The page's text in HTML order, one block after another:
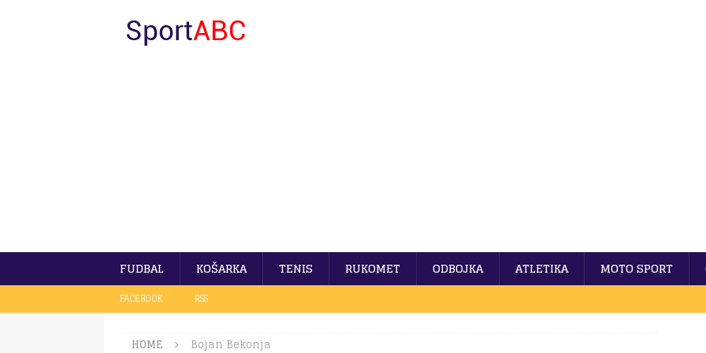
FUDBAL KOŠARKA TENIS RUKOMET ODBOJKA ATLETIKA MOTO SPORT
FACEBOOK RSS
HOME Bojan Bekonja